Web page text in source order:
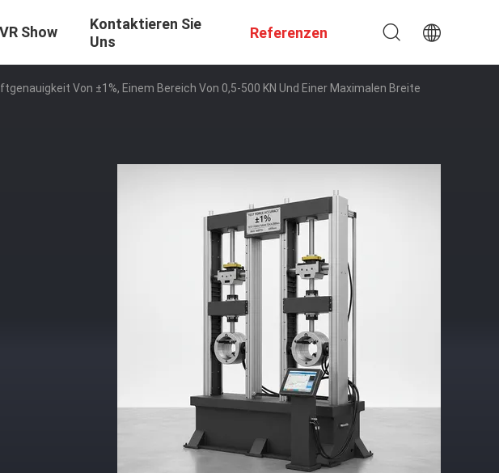
VR Show
Kontaktieren Sie
Uns
Referenzen
Von ±1%, Einem Bereich Von 0,5-500 KN Und Einer Maximalen Breite